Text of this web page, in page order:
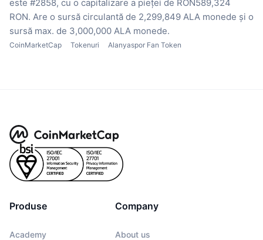
este #2858, cu o capitalizare a pieței de RON589,324
RON. Are o sursă circulantă de 2,299,849 ALA monede și o
sursă max. de 3,000,000 ALA monede.
CoinMarketCap Tokenuri Alanyaspor Fan Token
Produse
Academy
Company
About us